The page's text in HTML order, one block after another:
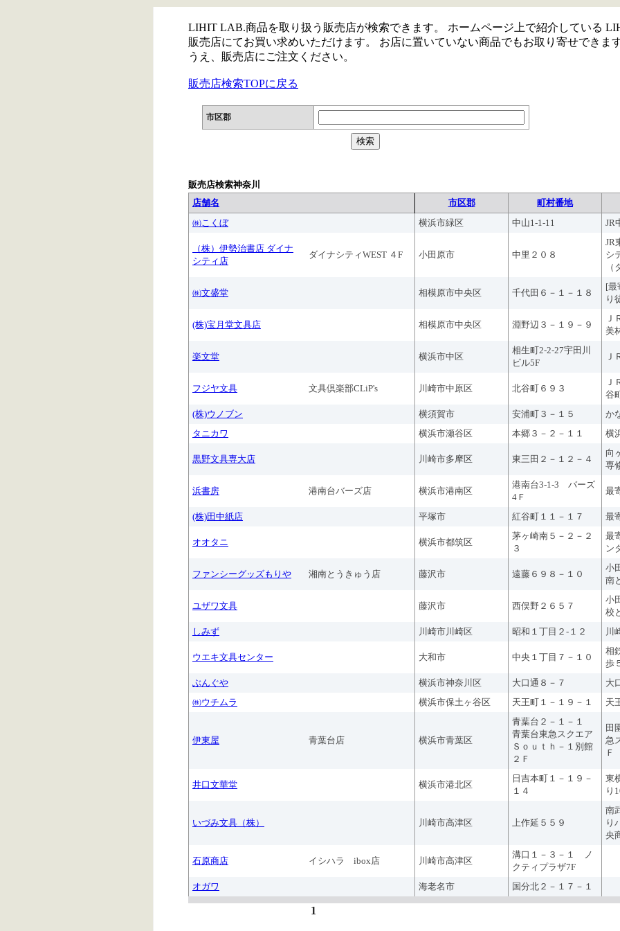
LIHIT LAB.商品を取り扱う販売店が検索できます。 ホームページ上で紹介している
販売店にてお買い求めいただけます。 お店に置いていない商品でもお取り寄せできま
うえ、販売店にご注文ください。
販売店検索TOPに戻る
市区郡
販売店検索神奈川
店舗名
市区郡
町村番地
㈱こくぼ
横浜市緑区 中山1-1-11 JR
（株）伊勢治書店 ダイナ
シティ店
ダイナシティWEST ４F 小田原市 中里２０８
JR
シ
㈱文盛堂 相模原市中央区 千代田６－１－１８
[
り
(株)宝月堂文具店 相模原市中央区 淵野辺３－１９－９
Ｊ
美
楽文堂 横浜市中区
相生町2-2-27宇田川
ビル5F
Ｊ
フジヤ文具 文具倶楽部CLiP's 川崎市中原区 北谷町６９３
Ｊ
谷
(株)ウノブン
横須賀市 安浦町３－１５
か
タニカワ
横浜市瀬谷区 本郷３－２－１１ 横
黒野文具専大店 川崎市多摩区 東三田２－１２－４
向
専
浜書房 港南台バーズ店 横浜市港南区
港南台3-1-3 バーズ
4Ｆ
最
(株)田中紙店 平塚市 紅谷町１１－１７ 最
オオタニ 横浜市都筑区
茅ヶ崎南５－２－２
３
最
ン
ファンシーグッズもりや 湘南とうきゅう店 藤沢市 遠藤６９８－１０
小
南
ユザワ文具 藤沢市 西俣野２６５７
小
校
しみず
川崎市川崎区 昭和１丁目２-１２ 川
ウエキ文具センター 大和市 中央１丁目７－１０
相
歩
ぶんぐや
横浜市神奈川区 大口通８－７
大
㈱ウチムラ
横浜市保土ヶ谷区 天王町１－１９－１ 天
伊東屋 青葉台店 横浜市青葉区
青葉台２－１－１
青葉台東急スクエア
Ｓｏｕｔｈ－１別館
２Ｆ
田
急
Ｆ
井口文華堂 横浜市港北区
日吉本町１－１９－
１４
東
り
いづみ文具（株） 川崎市高津区 上作延５５９
南
り
央
石原商店 イシハラ ibox店 川崎市高津区
溝口１－３－１ ノ
クティプラザ7F
オガワ
海老名市 国分北２－１７－１
1